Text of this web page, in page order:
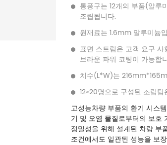
통풍구는 12개의 부품(알루
조립됩니다.
원재료는 1.6mm 알루미늄
표면 스트림은 고객 요구
브라운 파워 코팅이 가능합
치수(L*W)는
12~20명으로 구성된 조립
고성능차량 부품의 환기 시스
기 및 오염 물질로부터의 보호
정밀성을 위해 설계된 차량 부
조건에서도 일관된 성능을 보